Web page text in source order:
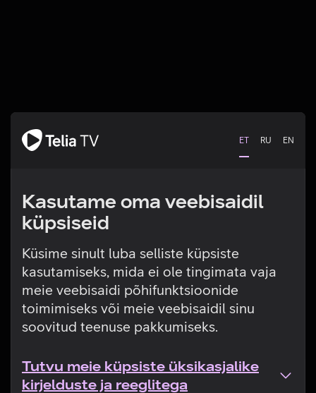
ET RU EN
Kasutame oma veebisaidil
küpsiseid
Küsime sinult luba selliste küpsiste
kasutamiseks, mida ei ole tingimata vaja
meie veebisaidi põhifunktsioonide
toimimiseks või meie veebisaidil sinu
soovitud teenuse pakkumiseks.
Tutvu meie küpsiste üksikasjalike
kirjelduste ja reeglitega
Tehniline viga